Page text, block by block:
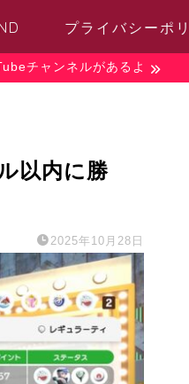
プライバシーポ
チャンネルがあるよ
以内に勝
2025年10月28日